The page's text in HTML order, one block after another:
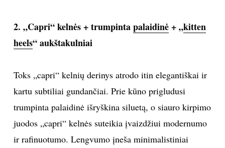
Jūs sutinkate su
taisyklėmis
2. „Capri“ kelnės + trumpintapalaidinė+ „kitten
heels“ aukštakulniai
Toks „capri“ kelnių derinys atrodo itin elegantiškai ir
kartu subtiliai gundančiai. Prie kūno prigludusi
trumpinta palaidinė išryškina siluetą, o siauro kirpimo
juodos „capri“ kelnės suteikia įvaizdžiui modernumo
ir rafinuotumo. Lengvumo įneša minimalistiniai